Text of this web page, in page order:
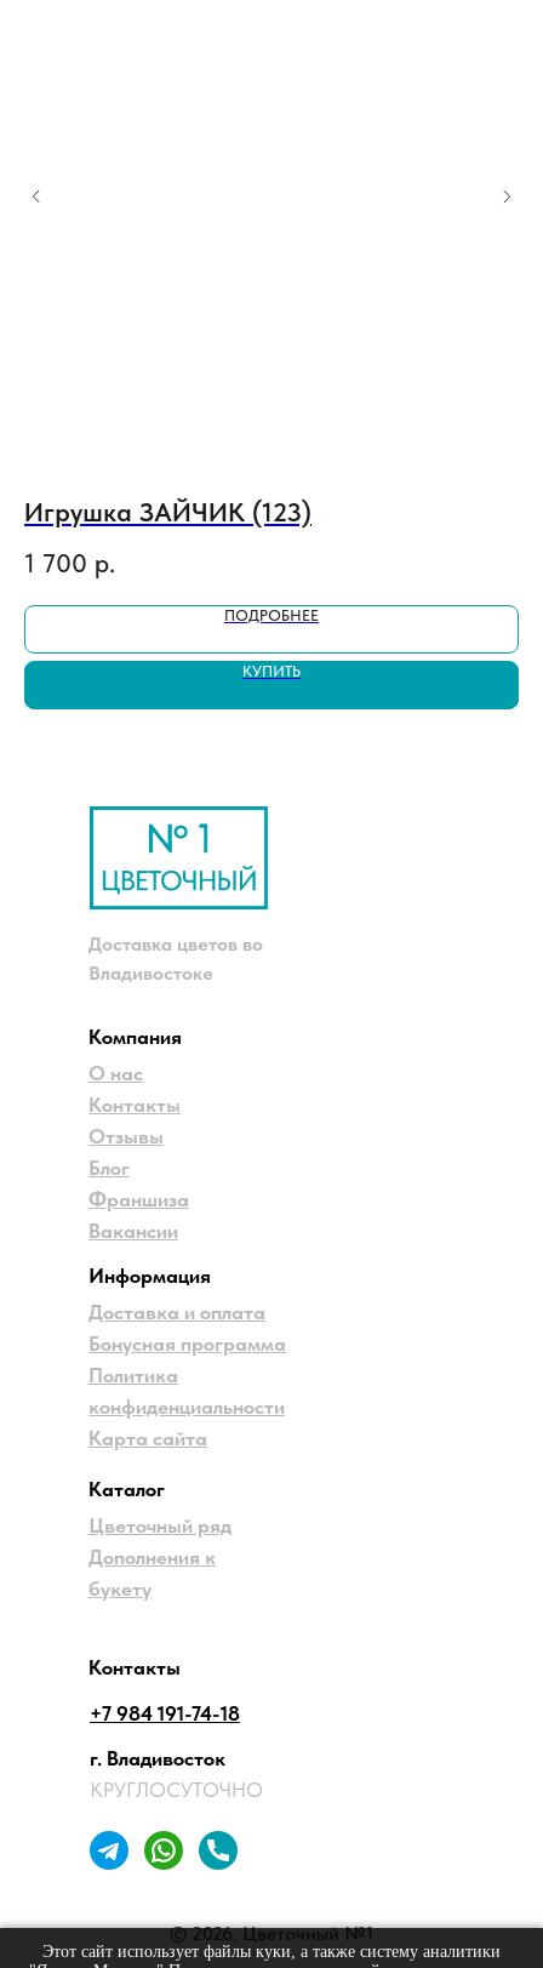
Игрушка ЗАЙЧИК (123)
1 700 р.
ПОДРОБНЕЕ
КУПИТЬ
Доставка цветов во
Владивостоке
Компания
О нас
Контакты
Отзывы
Блог
Франшиза
Вакансии
Информация
Доставка и оплата
Бонусная программа
Политика
конфиденциальности
Карта сайта
Контакты
г. Владивосток
КРУГЛОСУТОЧНО
+7 984 191-74-18
Каталог
Цветочный ряд
Дополнения к
букету
© 2026, Цветочный №1
Этот сайт использует файлы куки, а также систему аналитики